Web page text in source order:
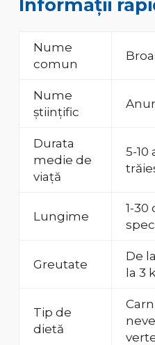
Informații
Nume
comun
Nume
științific
Durata
medie de
viață
5-10
Lungime
1-
Greutate
De
la 3
Tip de
dietă